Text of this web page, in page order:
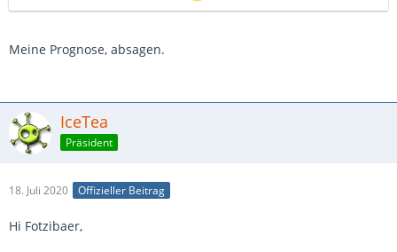
Meine Prognose, absagen.
IceTea
Präsident
18. Juli 2020 Offizieller Beitrag
Hi Fotzibaer,